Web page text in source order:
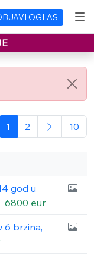
OGLAS
1 2 10
god u
6800 eur
6 brzina,